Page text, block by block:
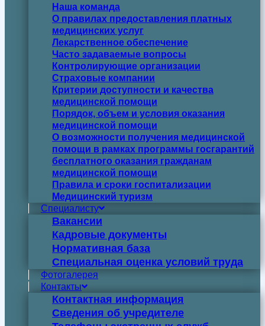
Наша команда
О правилах предоставления платных
медицинских услуг
Лекарственное обеспечение
Часто задаваемые вопросы
Контролирующие организации
Страховые компании
Критерии доступности и качества
медицинской помощи
Порядок, объем и условия оказания
медицинской помощи
О возможности получения медицинской
помощи в рамках программы госгарантий
бесплатного оказания гражданам
медицинской помощи
Правила и сроки госпитализации
Медицинский туризм
Специалисту
Вакансии
Кадровые документы
Нормативная база
Специальная оценка условий труда
Фотогалерея
Контакты
Контактная информация
Сведения об учредителе